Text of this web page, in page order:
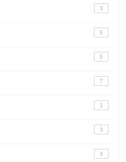
3
5
5
7
1
3
3